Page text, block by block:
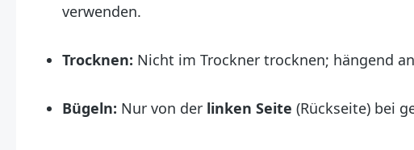
verwenden.
Trocknen: Nicht im Trockner trocknen; hängend
Bügeln: Nur von der linken Seite (Rückseite) bei